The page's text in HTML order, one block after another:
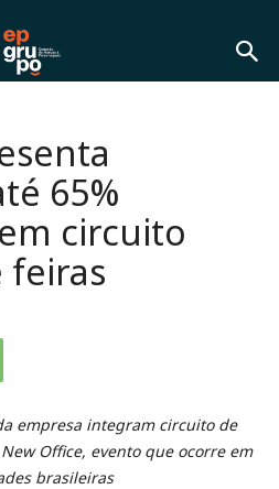
65%
circuito
feiras
empresa integram circuito de
Office, evento que ocorre em
brasileiras